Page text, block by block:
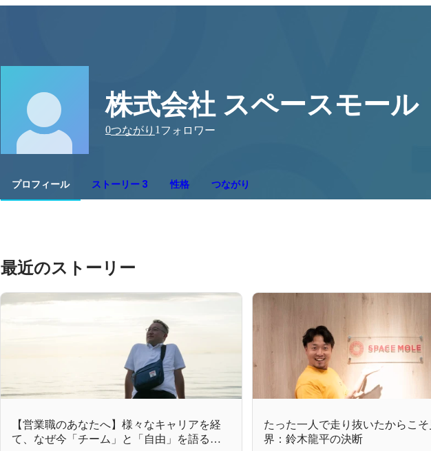
株式会社 スペースモール
0つながり 1 フォロワー
プロフィール ストーリー 3 性格 つながり
最近のストーリー
【営業職のあなたへ】様々なキャリアを経
て、なぜ今「チーム」と「自由」を語るの
たった一人で走り抜いたからこ
界：鈴木龍平の決断